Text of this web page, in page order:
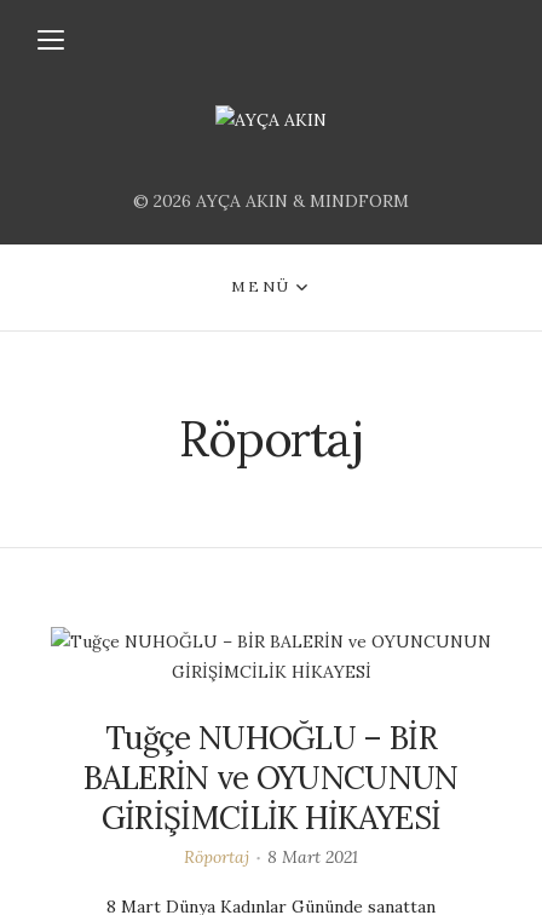
© 2026 AYÇA AKIN & MINDFORM
MENÜ
Röportaj
Tuğçe NUHOĞLU – BİR
BALERİN ve OYUNCUNUN
GİRİŞİMCİLİK HİKAYESİ
Röportaj 8 Mart 2021
8 Mart Dünya Kadınlar Gününde sanattan